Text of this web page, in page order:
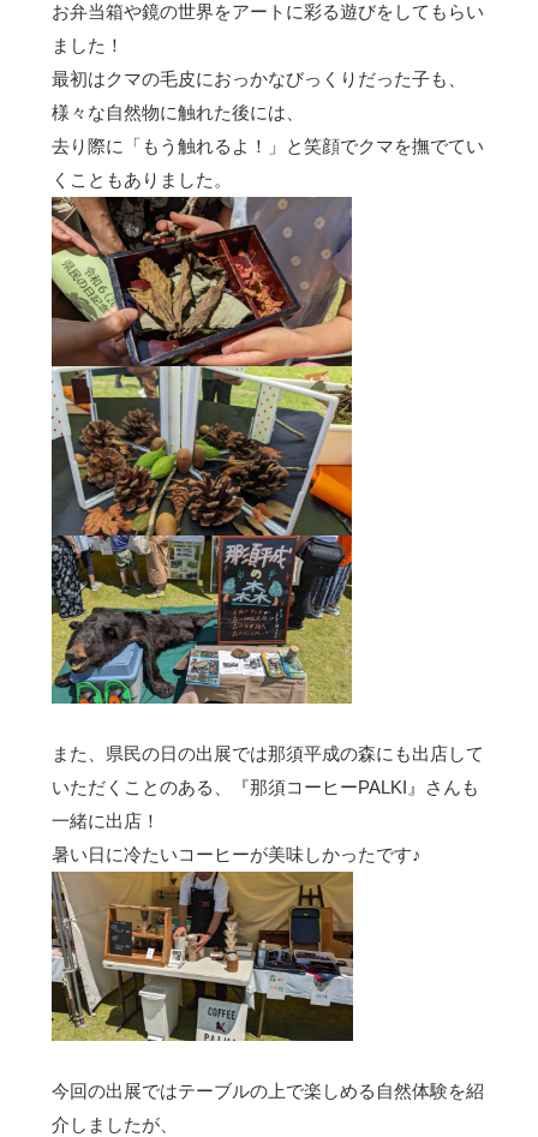
お弁当箱や鏡の世界をアートに彩る遊びをしてもらい
ました！
最初はクマの毛皮におっかなびっくりだった子も、
様々な自然物に触れた後には、
去り際に「もう触れるよ！」と笑顔でクマを撫でてい
くこともありました。
また、県民の日の出展では那須平成の森にも出店して
いただくことのある、『那須コーヒーPALKI』さんも
一緒に出店！
暑い日に冷たいコーヒーが美味しかったです♪
今回の出展ではテーブルの上で楽しめる自然体験を紹
介しましたが、